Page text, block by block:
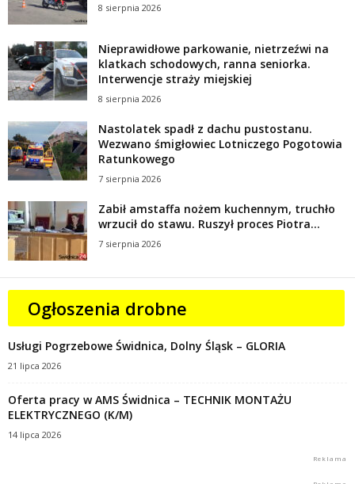
8 sierpnia 2026
Nieprawidłowe parkowanie, nietrzeźwi na
klatkach schodowych, ranna seniorka.
Interwencje straży miejskiej
8 sierpnia 2026
Nastolatek spadł z dachu pustostanu.
Wezwano śmigłowiec Lotniczego Pogotowia
Ratunkowego
7 sierpnia 2026
Zabił amstaffa nożem kuchennym, truchło
wrzucił do stawu. Ruszył proces Piotra...
7 sierpnia 2026
Ogłoszenia drobne
Usługi Pogrzebowe Świdnica, Dolny Śląsk – GLORIA
21 lipca 2026
Oferta pracy w AMS Świdnica – TECHNIK MONTAŻU
ELEKTRYCZNEGO (K/M)
14 lipca 2026